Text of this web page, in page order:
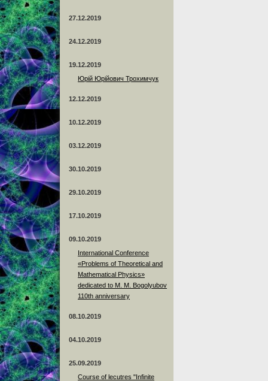
27.12.2019
24.12.2019
19.12.2019
Юрій Юрійович Трохимчук
12.12.2019
10.12.2019
03.12.2019
30.10.2019
29.10.2019
17.10.2019
09.10.2019
International Conference
«Problems of Theoretical and
Mathematical Physics»
dedicated to M. M. Bogolyubov
110th anniversary
08.10.2019
04.10.2019
25.09.2019
Course of lecutres "Infinite